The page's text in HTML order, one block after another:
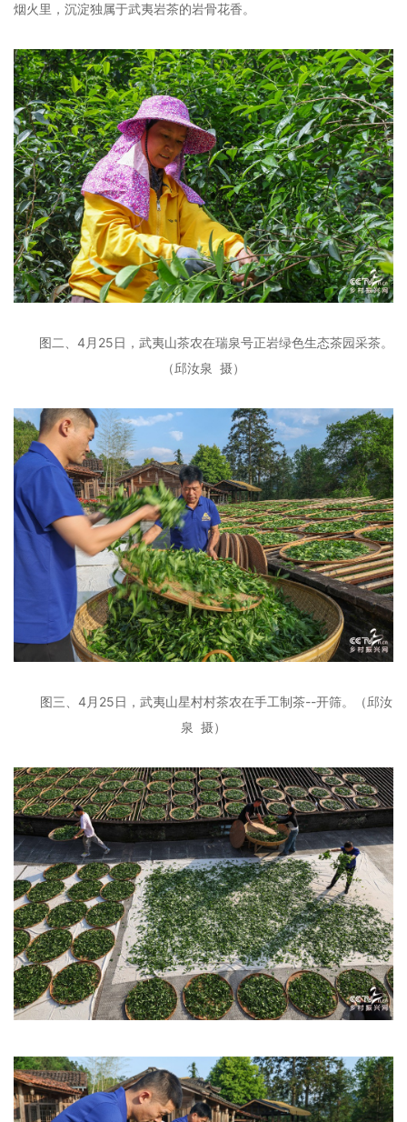
烟火里，沉淀独属于武夷岩茶的岩骨花香。
图二、4月25日，武夷山茶农在瑞泉号正岩绿色生态茶园采茶。
（邱汝泉 摄）
图三、4月25日，武夷山星村村茶农在手工制茶--开筛。
（邱汝
泉 摄）